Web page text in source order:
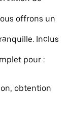
offrons un
Inclus
pour :
obtention